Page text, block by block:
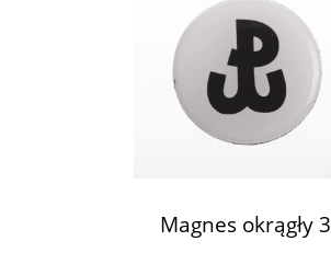
Magnes okrągły 3